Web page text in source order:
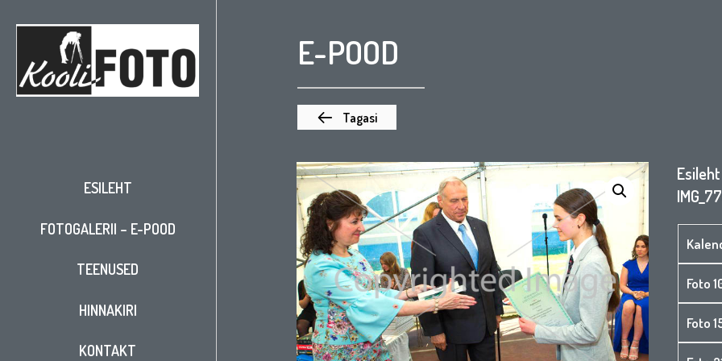
E-POOD
Tagasi
ESILEHT
FOTOGALERII – E-POOD
TEENUSED
HINNAKIRI
KONTAKT
Esileht
Foto
Foto